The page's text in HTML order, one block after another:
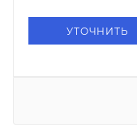
УТОЧНИТЬ